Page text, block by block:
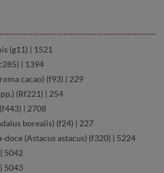
(g11) | 1521
| 1394
cacao) (f93) | 229
(Rf221) | 254
| 2708
borealis) (f24) | 227
doce (Astacus astacus) (f320) | 5224
5042
5043